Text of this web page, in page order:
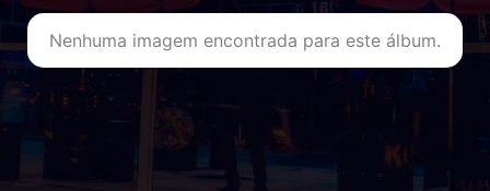
Nenhuma imagem encontrada para este álbum.